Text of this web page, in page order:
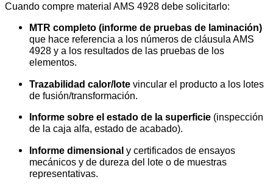
Cuando compre material AMS 4928 debe solicitarlo:
MTR completo (informe de pruebas de laminación)
que hace referencia a los números de cláusula AMS
4928 y a los resultados de las pruebas de los
elementos.
Trazabilidad calor/lote vincular el producto a los lotes
de fusión/transformación.
Informe sobre el estado de la superficie (inspección
de la caja alfa, estado de acabado).
Informe dimensional y certificados de ensayos
mecánicos y de dureza del lote o de muestras
representativas.